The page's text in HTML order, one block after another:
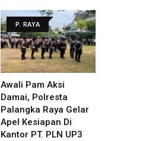
P. RAYA
Awali Pam Aksi
Damai, Polresta
Palangka Raya Gelar
Apel Kesiapan Di
Kantor PT. PLN UP3